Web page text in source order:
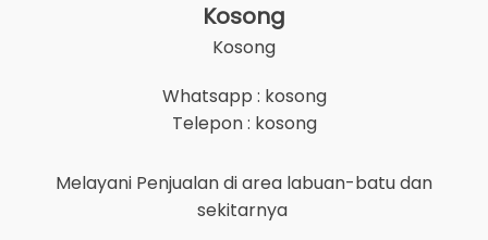
Kosong
Kosong
Whatsapp : kosong
Telepon : kosong
Melayani Penjualan di area labuan-batudan
sekitarnya